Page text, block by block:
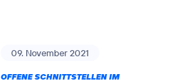
09. November 2021
OFFENE SCHNITTSTELLEN IM